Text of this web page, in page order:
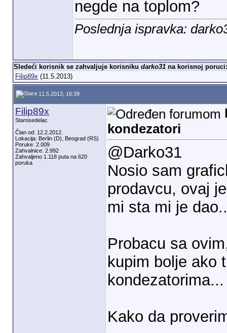
negde na toplom?
Poslednja ispravka:
Sledeći korisnik se zahvaljuje korisniku darko31na korisnoj poruci:
Filip89x (11.5.2013)
11.5.2013, 16:39
Filip89x
Starosedelac
Član od: 12.2.2012.
Lokacija: Berlin (D), Beograd (RS)
Poruke: 2.009
Zahvalnice: 2.992
Zahvaljeno 1.118 puta na 620
poruka
kondezatori
@Darko31
Nosio sam
prodavcu, ovaj
mi sta mi je
Probacu sa
kupim bolje ako
kondezatorima...
Kako da